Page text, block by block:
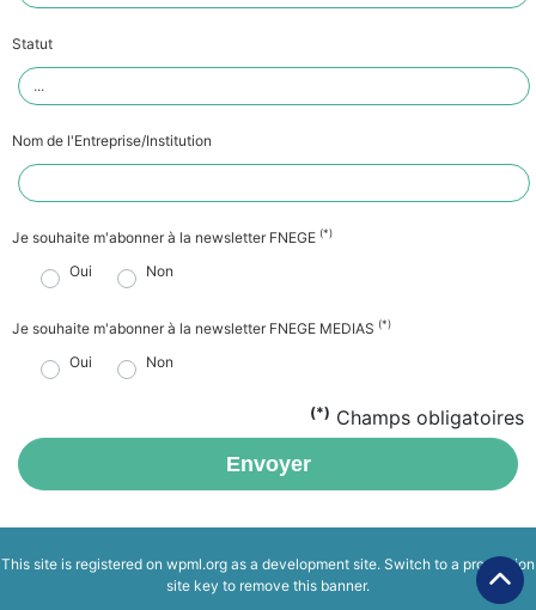
Statut
Nom de l'Entreprise/Institution
Je souhaite m'abonner à la newsletter FNEGE (*)
Oui Non
Je souhaite m'abonner à la newsletter FNEGE MEDIAS (*)
Oui Non
(*) Champs obligatoires
Envoyer
This site is registered on wpml.org as a development site. Switch to a production
site key to remove this banner.